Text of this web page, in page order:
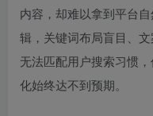
内容，却难以拿到平台
辑，关键词布局盲目、
无法匹配用户搜索习惯
化始终达不到预期。